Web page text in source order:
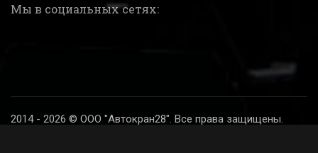
Мы в социальных сетях:
2014 - 2026 © ООО "Автокран28". Все права защищены.